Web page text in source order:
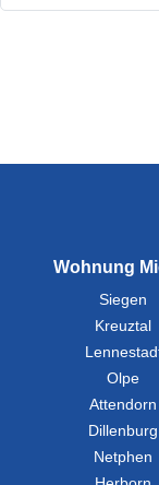
Wohnung
Siegen
Kreuztal
Olpe
Attendorn
Dillenburg
Netphen